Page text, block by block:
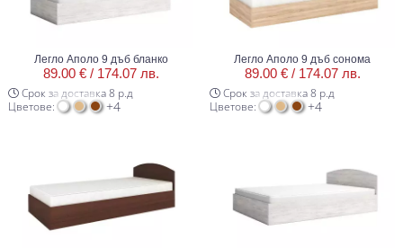
Легло Аполо 9 дъб бланко
89.00 € / 174.07 лв.
Срок за доставка 8 р.д
Цветове:
+4
Легло Аполо 9 дъб сонома
89.00 € / 174.07 лв.
Срок за доставка 8 р.д
Цветове:
+4